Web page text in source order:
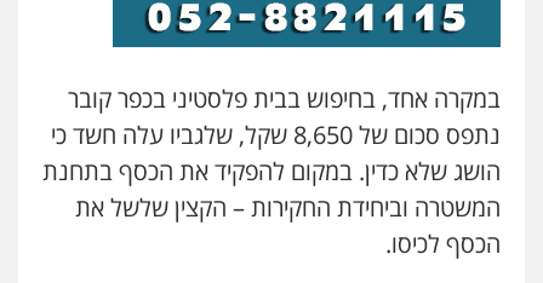
0506355388
עו"ד יפעת שוורץ סיל
פלילי תעבורה
0523379525
במקרה אחד, בחיפוש בבית פלסטיני בכפר קובר
נתפס סכום של 8,650 שקל, שלגביו עלה חשד כי
הושג שלא כדין. במקום להפקיד את הכסף בתחנת
המשטרה וביחידת החקירות – הקצין שלשל את
הכסף לכיסו.